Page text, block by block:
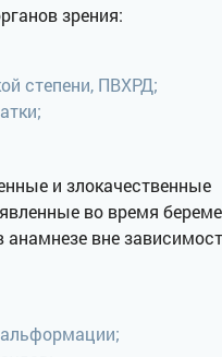
зрения:
степени, ПВХРД;
и злокачественные
во время
вне